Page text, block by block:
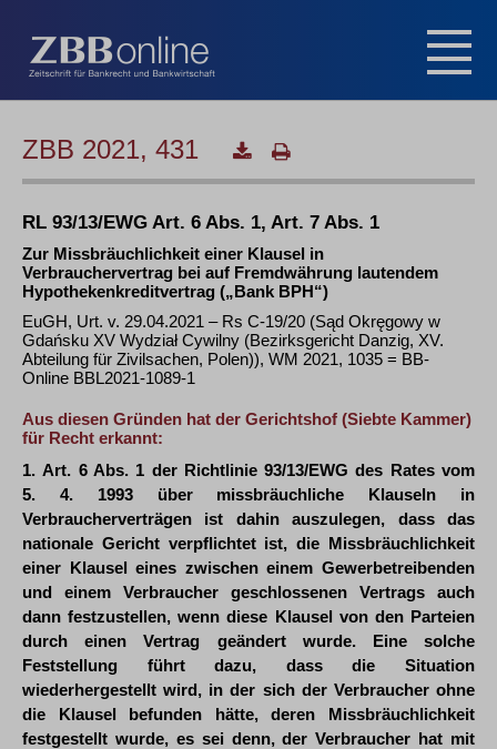
ZBB 2021, 431
RL 93/13/EWG Art. 6 Abs. 1, Art. 7 Abs. 1
Zur Missbräuchlichkeit einer Klausel in
Verbrauchervertrag bei auf Fremdwährung lautendem
Hypothekenkreditvertrag („Bank BPH“)
EuGH, Urt. v. 29.04.2021 – Rs C-19/20 (Sąd Okręgowy w
Gdańsku XV Wydział Cywilny (Bezirksgericht Danzig, XV.
Abteilung für Zivilsachen, Polen)), WM 2021, 1035 = BB-
Online BBL2021-1089-1
Aus diesen Gründen hat der Gerichtshof (Siebte Kammer)
für Recht erkannt:
1. Art. 6 Abs. 1 der Richtlinie 93/13/EWG des Rates vom
5. 4. 1993 über missbräuchliche Klauseln in
Verbraucherverträgen ist dahin auszulegen, dass das
nationale Gericht verpflichtet ist, die Missbräuchlichkeit
einer Klausel eines zwischen einem Gewerbetreibenden
und einem Verbraucher geschlossenen Vertrags auch
dann festzustellen, wenn diese Klausel von den Parteien
durch einen Vertrag geändert wurde. Eine solche
Feststellung führt dazu, dass die Situation
wiederhergestellt wird, in der sich der Verbraucher ohne
die Klausel befunden hätte, deren Missbräuchlichkeit
festgestellt wurde, es sei denn, der Verbraucher hat mit